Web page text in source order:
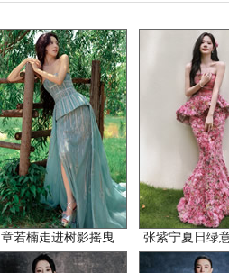
章若楠走进树影摇曳 张紫宁夏日绿